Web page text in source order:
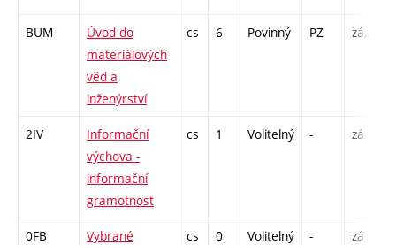
BUM
Úvod do
materiálových
věd a
inženýrství
cs 6 Povinný PZ zá,zk
2IV
Informační
výchova -
informační
gramotnost
cs 1 Volitelný - zá
0FB
Vybrané
cs 0 Volitelný - zá